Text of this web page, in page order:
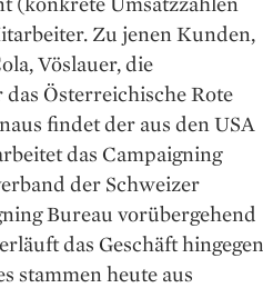
Zu jenen Kunden,
Vöslauer, die
Österreichische Rote
findet der aus den USA
das Campaigning
der Schweizer
Bureau vorübergehend
das Geschäft hingegen
stammen heute aus